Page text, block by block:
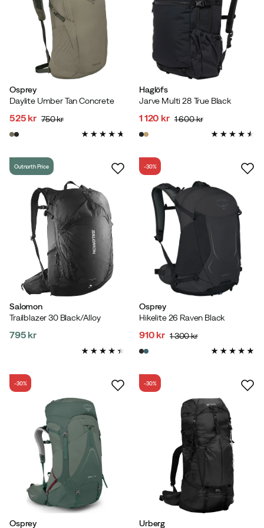
Osprey
Daylite Umber Tan Concrete
discounted
525 kr
original
750 kr
Haglöfs
Jarve Multi 28 True Black
discounted
1 120 kr
original
1 600 kr
Salomon
Trailblazer 30 Black/Alloy
Outnorth Price
795 kr
Osprey
Hikelite 26 Raven Black
-30%
discounted
910 kr
original
1 300 kr
Osprey
-30%
Urberg
-30%